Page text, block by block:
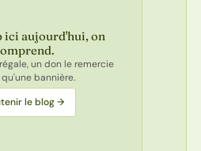
ici aujourd'hui, on
un don le remercie
bannière.
le blog →